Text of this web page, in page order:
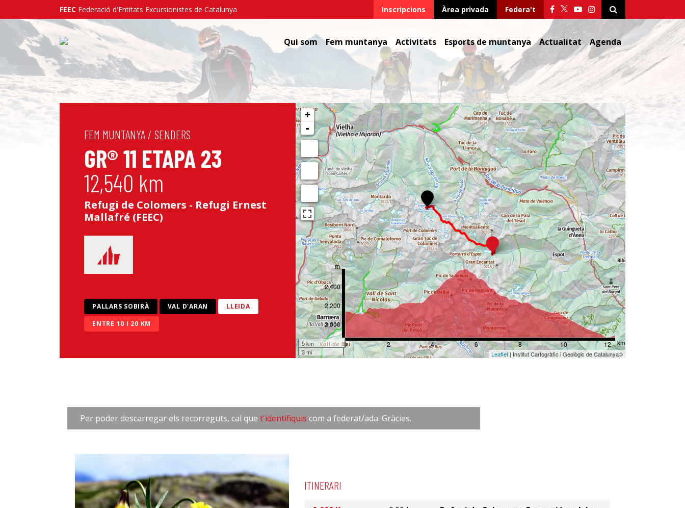
FEEC Federació d'Entitats Excursionistes de Catalunya Inscripcions Àrea privada Federa't
Qui som Fem muntanya Activitats Esports de muntanya Actualitat Agenda
FEM MUNTANYA / SENDERS
GR® 11 ETAPA 23
12,540 km
Refugi de Colomers - Refugi Ernest
Mallafré (FEEC)
PALLARS SOBIRÀ VAL D'ARAN
LLEIDA
ENTRE 10 I 20 KM
+
-
0 2 4 6 8 10 12 km
2,000
2,200
2,400
m
5 km
3 mi
Leaflet | Institut Cartogràfic i Geològic de Catalunya©
Per poder descarregar els recorreguts, cal que t'identifiquis com a federat/ada. Gràcies.
ITINERARI